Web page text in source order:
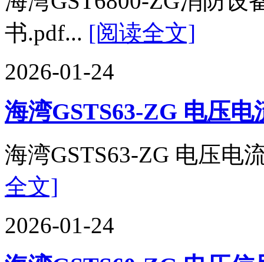
书.pdf... [阅读全文]
2026-01-24
海湾GSTS63-ZG 电压
海湾GSTS63-ZG 电压电
全文]
2026-01-24